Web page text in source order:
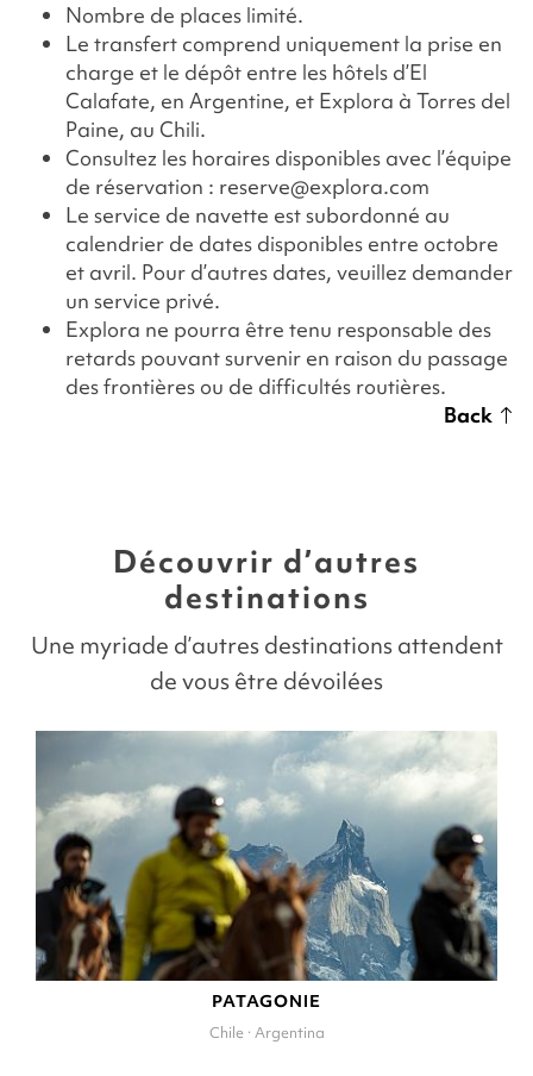
Nombre de places limité.
Le transfert comprend uniquement la prise en
charge et le dépôt entre les hôtels d’El
Calafate, en Argentine, et Explora à Torres del
Paine, au Chili.
Consultez les horaires disponibles avec l’équipe
de réservation : reserve@explora.com
Le service de navette est subordonné au
calendrier de dates disponibles entre octobre
et avril. Pour d’autres dates, veuillez demander
un service privé.
Explora ne pourra être tenu responsable des
retards pouvant survenir en raison du passage
des frontières ou de difficultés routières.
Back
Découvrir d’autres
destinations
Une myriade d’autres destinations attendent
de vous être dévoilées
PATAGONIE
Chile · Argentina